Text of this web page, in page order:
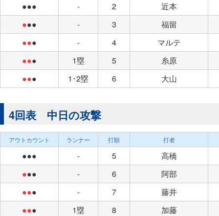
●●● - 2
近本
●●● - 3
福留
●●● - 4
マルテ
●●● 1塁 5
糸原
●●● 1･2塁 6 大山
4回表 中日の攻撃
アウトカウント ランナー 打順 打者
●●● - 5
高橋
●●● - 6
阿部
●●● - 7
藤井
●●● 1塁 8 加藤